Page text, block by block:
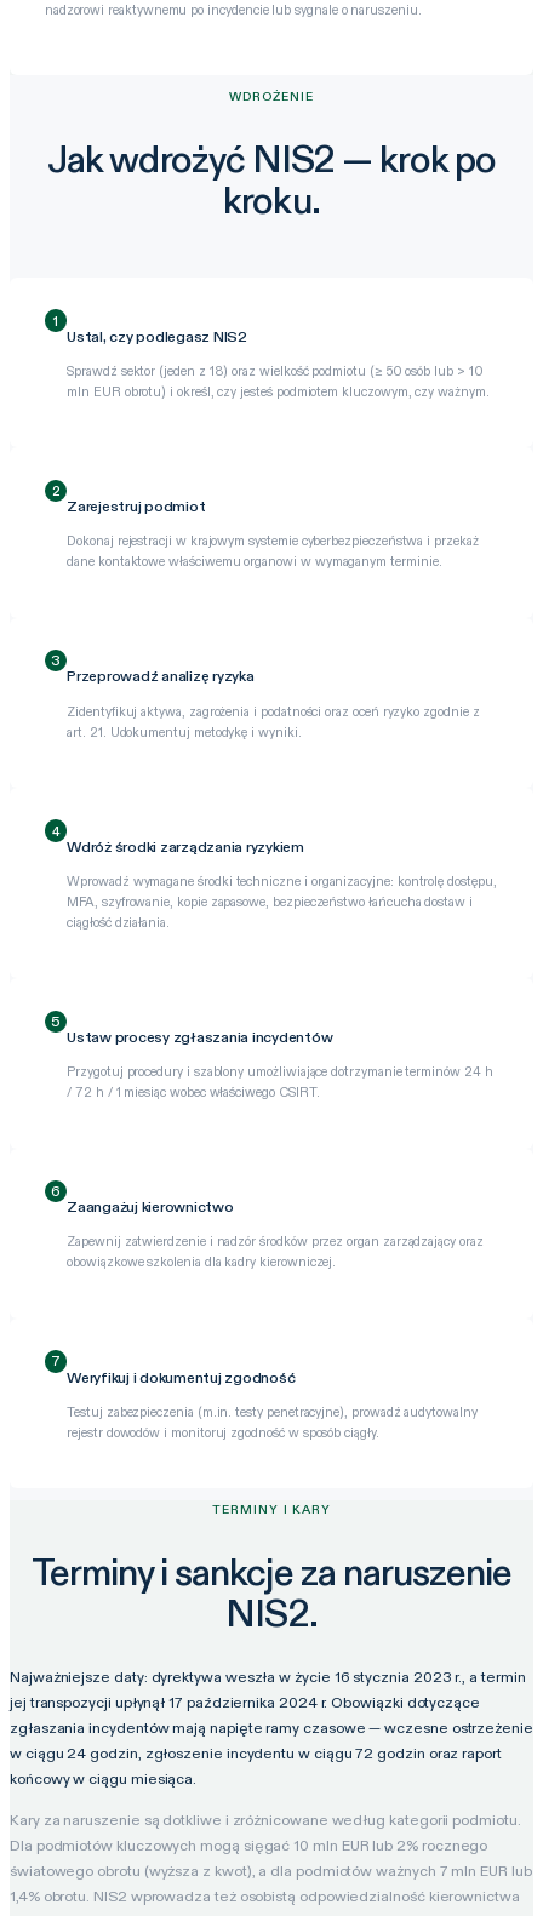
nadzorowi reaktywnemu po incydencie lub sygnale o naruszeniu.
WDROŻENIE
Jak wdrożyć NIS2 — krok po
kroku.
1
Ustal, czy podlegasz NIS2
Sprawdź sektor (jeden z 18) oraz wielkość podmiotu (≥ 50 osób lub > 10
mln EUR obrotu) i określ, czy jesteś podmiotem kluczowym, czy ważnym.
2
Zarejestruj podmiot
Dokonaj rejestracji w krajowym systemie cyberbezpieczeństwa i przekaż
dane kontaktowe właściwemu organowi w wymaganym terminie.
3
Przeprowadź analizę ryzyka
Zidentyfikuj aktywa, zagrożenia i podatności oraz oceń ryzyko zgodnie z
art. 21. Udokumentuj metodykę i wyniki.
4
Wdróż środki zarządzania ryzykiem
Wprowadź wymagane środki techniczne i organizacyjne: kontrolę dostępu,
MFA, szyfrowanie, kopie zapasowe, bezpieczeństwo łańcucha dostaw i
ciągłość działania.
5
Ustaw procesy zgłaszania incydentów
Przygotuj procedury i szablony umożliwiające dotrzymanie terminów 24 h
/ 72 h / 1 miesiąc wobec właściwego CSIRT.
6
Zaangażuj kierownictwo
Zapewnij zatwierdzenie i nadzór środków przez organ zarządzający oraz
obowiązkowe szkolenia dla kadry kierowniczej.
7
Weryfikuj i dokumentuj zgodność
Testuj zabezpieczenia (m.in. testy penetracyjne), prowadź audytowalny
rejestr dowodów i monitoruj zgodność w sposób ciągły.
TERMINY I KARY
Terminy i sankcje za naruszenie
NIS2.
Najważniejsze daty: dyrektywa weszła w życie 16 stycznia 2023 r., a termin
jej transpozycji upłynął 17 października 2024 r. Obowiązki dotyczące
zgłaszania incydentów mają napięte ramy czasowe — wczesne ostrzeżenie
w ciągu 24 godzin, zgłoszenie incydentu w ciągu 72 godzin oraz raport
końcowy w ciągu miesiąca.
Kary za naruszenie są dotkliwe i zróżnicowane według kategorii podmiotu.
Dla podmiotów kluczowych mogą sięgać 10 mln EUR lub 2% rocznego
światowego obrotu (wyższa z kwot), a dla podmiotów ważnych 7 mln EUR lub
1,4% obrotu. NIS2 wprowadza też osobistą odpowiedzialność kierownictwa